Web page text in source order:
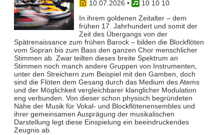
10.07.2026 •
10 10 10
In ihrem goldenen Zeitalter – dem
frühen 17. Jahrhundert und somit der
Zeit des Übergangs von der
Spätrenaissance zum frühen Barock – bilden die Blockflöten
vom Sopran bis zum Bass den ganzen Chor menschlicher
Stimmen ab. Zwar teil­ten dieses breite Spektrum an
Stimmen noch manch andere Gruppen von Instrumenten,
unter den Streichern zum Bei­spiel mit den Gamben, doch
sind die Flöten dem Gesang durch das Medium des Atems
und der Möglichkeit vergleich­barer klanglicher Modulation
eng verbunden. Von dieser schon physisch begründeten
Nähe der Musik für Vokal- und Blockflö­tenensembles und
ihrer gemeinsamen Ausprägung der musikalischen
Darstellung legt diese Einspielung ein beeindruckendes
Zeugnis ab.